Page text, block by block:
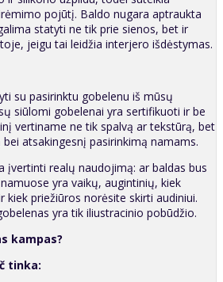
pojūtį. Baldo nugara aptraukta
statyti ne tik prie sienos, bet ir
jeigu tai leidžia interjero išdėstymas.
su pasirinktu gobelenu iš mūsų
siūlomi gobelenai yra sertifikuoti ir be
vertiname ne tik spalvą ar tekstūrą, bet
atsakingesnį pasirinkimą namams.
įvertinti realų naudojimą: ar baldas bus
yra vaikų, augintinių, kiek
kiek priežiūros norėsite skirti audiniui.
yra tik iliustracinio pobūdžio.
kampas?
tinka: